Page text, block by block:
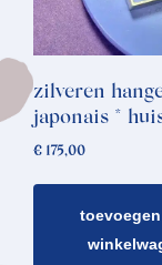
zilveren
japonais *
€ 175,00
toevoegen aan